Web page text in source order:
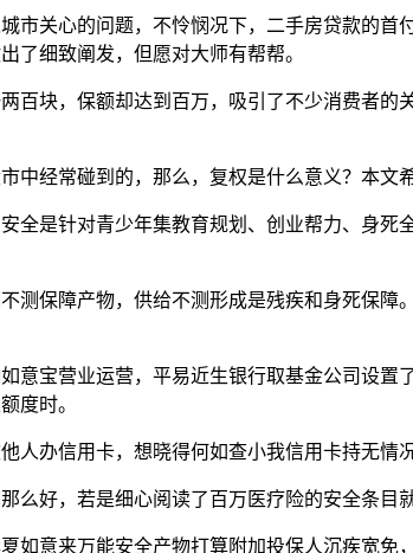
关心的问题，不怜悯况下，二手房贷款的首
了细致阐发，但愿对大师有帮帮。
块，保额却达到百万，吸引了不少消费者的
经常碰到的，那么，复权是什么意义？本文希
是针对青少年集教育规划、创业帮力、身死
保障产物，供给不测形成是残疾和身死保障
宝营业运营，平易近生银行取基金公司设置
度时。
办信用卡，想晓得何如查小我信用卡持无情
好，若是细心阅读了百万医疗险的安全条目
意来万能安全产物打算附加投保人沉疾宽免，